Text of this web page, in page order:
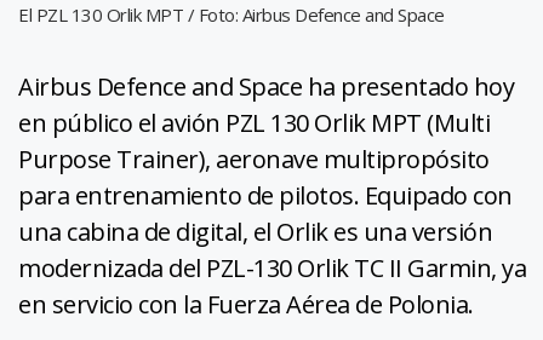
El PZL 130 Orlik MPT / Foto: Airbus Defence and Space
Airbus Defence and Space ha presentado hoy
en público el avión PZL 130 Orlik MPT (Multi
Purpose Trainer), aeronave multipropósito
para entrenamiento de pilotos. Equipado con
una cabina de digital, el Orlik es una versión
modernizada del PZL-130 Orlik TC II Garmin, ya
en servicio con la Fuerza Aérea de Polonia.